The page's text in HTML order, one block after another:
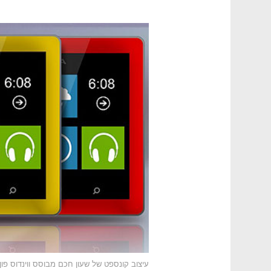
עיצוב קונספט של שעון חכם מבוסס ווינדוס פון 8, במיתוג